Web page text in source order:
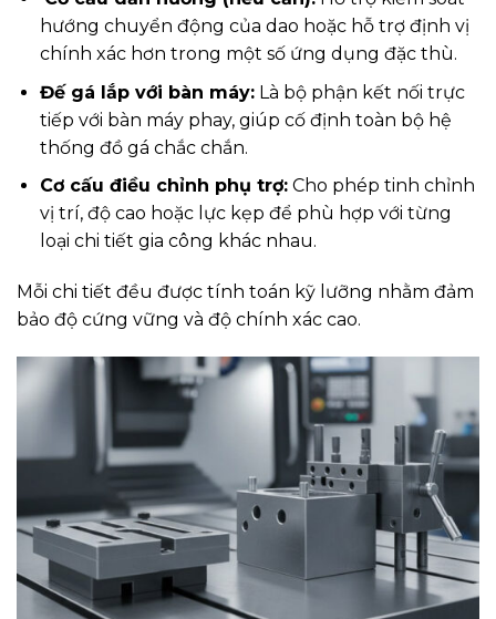
hướng chuyển động của dao hoặc hỗ trợ định vị
chính xác hơn trong một số ứng dụng đặc thù.
Đế gá lắp với bàn máy:Là bộ phận kết nối trực
tiếp với bàn máy phay, giúp cố định toàn bộ hệ
thống đồ gá chắc chắn.
Cơ cấu điều chỉnh phụ trợ:Cho phép tinh chỉnh
vị trí, độ cao hoặc lực kẹp để phù hợp với từng
loại chi tiết gia công khác nhau.
Mỗi chi tiết đều được tính toán kỹ lưỡng nhằm đảm
bảo độ cứng vững và độ chính xác cao.